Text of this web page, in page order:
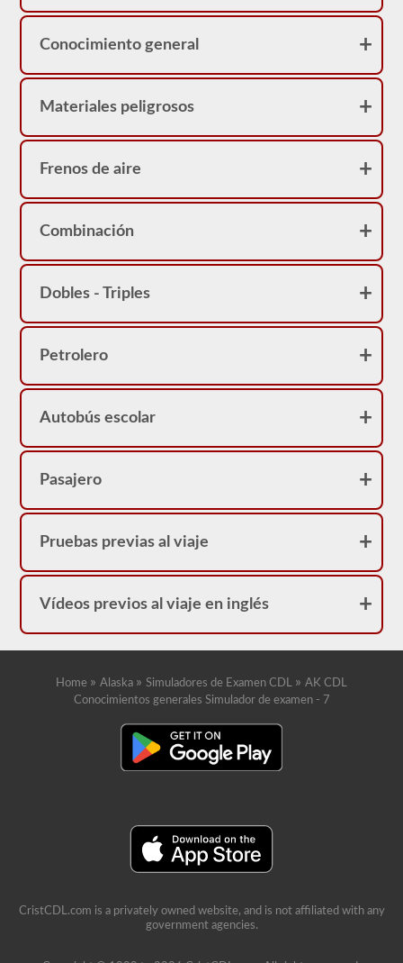
Conocimiento general
Materiales peligrosos
Frenos de aire
Combinación
Dobles - Triples
Petrolero
Autobús escolar
Pasajero
Pruebas previas al viaje
Vídeos previos al viaje en inglés
Home » Alaska » Simuladores de Examen CDL » AK CDL
Conocimientos generales Simulador de examen - 7
CristCDL.com is a privately owned website, and is not affiliated with any
government agencies.